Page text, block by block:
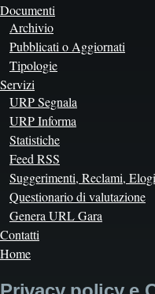
Documenti
Archivio
Pubblicati o Aggiornati
Tipologie
Servizi
URP Segnala
URP Informa
Statistiche
Feed RSS
Suggerimenti, Reclami,
Questionario di valutazione
Genera URL Gara
Contatti
Home